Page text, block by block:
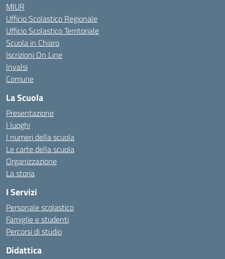
MIUR
Ufficio Scolastico Regionale
Ufficio Scolastico Territoriale
Scuola in Chiaro
Iscrizioni On Line
Invalsi
Comune
La Scuola
Presentazione
I luoghi
I numeri della scuola
Le carte della scuola
Organizzazione
La storia
I Servizi
Personale scolastico
Famiglie e studenti
Percorsi di studio
Didattica